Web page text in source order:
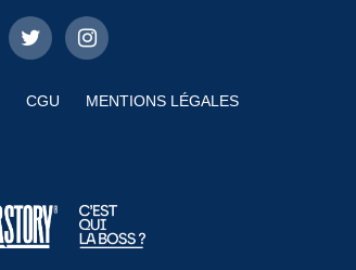
CGU MENTIONS LÉGALES